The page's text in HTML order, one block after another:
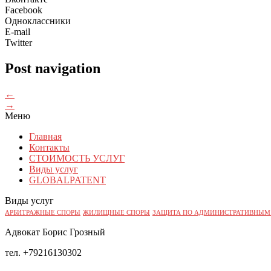
Facebook
Одноклассники
E-mail
Twitter
Post navigation
←
→
Меню
Главная
Контакты
СТОИМОСТЬ УСЛУГ
Виды услуг
GLOBALPATENT
Виды услуг
АРБИТРАЖНЫЕ СПОРЫ ЖИЛИЩНЫЕ СПОРЫ ЗАЩИТА ПО
Адвокат Борис Грозный
тел. +79216130302